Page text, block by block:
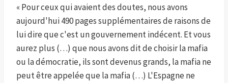
« Pour ceux qui avaient des doutes, nous avons
aujourd'hui 490 pages supplémentaires de raisons de
lui dire que c'est un gouvernement indécent. Et vous
aurez plus (…) que nous avons dit de choisir la mafia
ou la démocratie, ils sont devenus grands, la mafia ne
peut être appelée que la mafia (…) L'Espagne ne